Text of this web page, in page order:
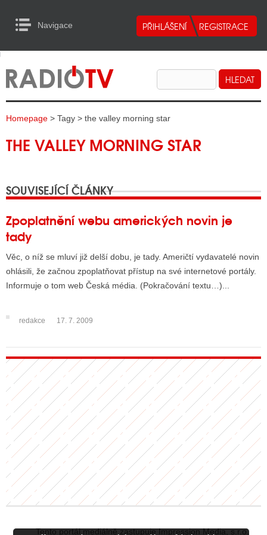
Navigace
RADIA
TELEVIZE
INTERNET
TISK
RADIA
RÁDIÍ
VYSÍLAČE
INTERNET
RÁDIA
STRÁNKY RÁDIÍ
STRÁNKY TV
to Content
Homepage > Tagy > the valley morning star
THE VALLEY MORNING STAR
SOUVISEJÍCÍ ČLÁNKY
Zpoplatnění webu amerických novin je
tady
Věc, o níž se mluví již delší dobu, je tady. Američtí vydavatelé novin
ohlásili, že začnou zpoplatňovat přístup na své internetové portály.
Informuje o tom web Česká média. (Pokračování textu…)...
redakce 17. 7. 2009
Tento portál mediálně zastupuje Impression Media, s.r.o.